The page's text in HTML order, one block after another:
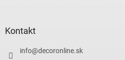
Kontakt
info@decoronline.sk